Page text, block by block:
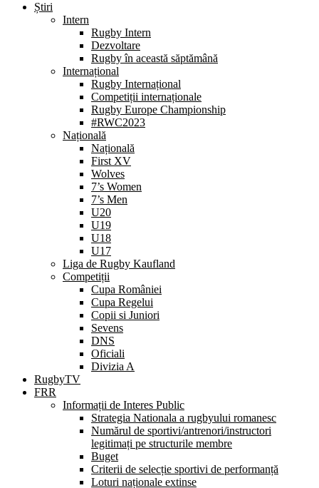
Știri
Intern
Rugby Intern
Dezvoltare
Rugby în această săptămână
Internațional
Rugby Internațional
Competiții internaționale
Rugby Europe Championship
#RWC2023
Națională
Națională
First XV
Wolves
7’s Women
7’s Men
U20
U19
U18
U17
Liga de Rugby Kaufland
Competiții
Cupa României
Cupa Regelui
Copii si Juniori
Sevens
DNS
Oficiali
Divizia A
RugbyTV
FRR
Informații de Interes Public
Strategia Nationala a rugbyului romanesc
Numărul de sportivi/antrenori/instructori
legitimați pe structurile membre
Buget
Criterii de selecție sportivi de performanță
Loturi naționale extinse